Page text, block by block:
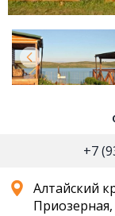
+7
Алтайский